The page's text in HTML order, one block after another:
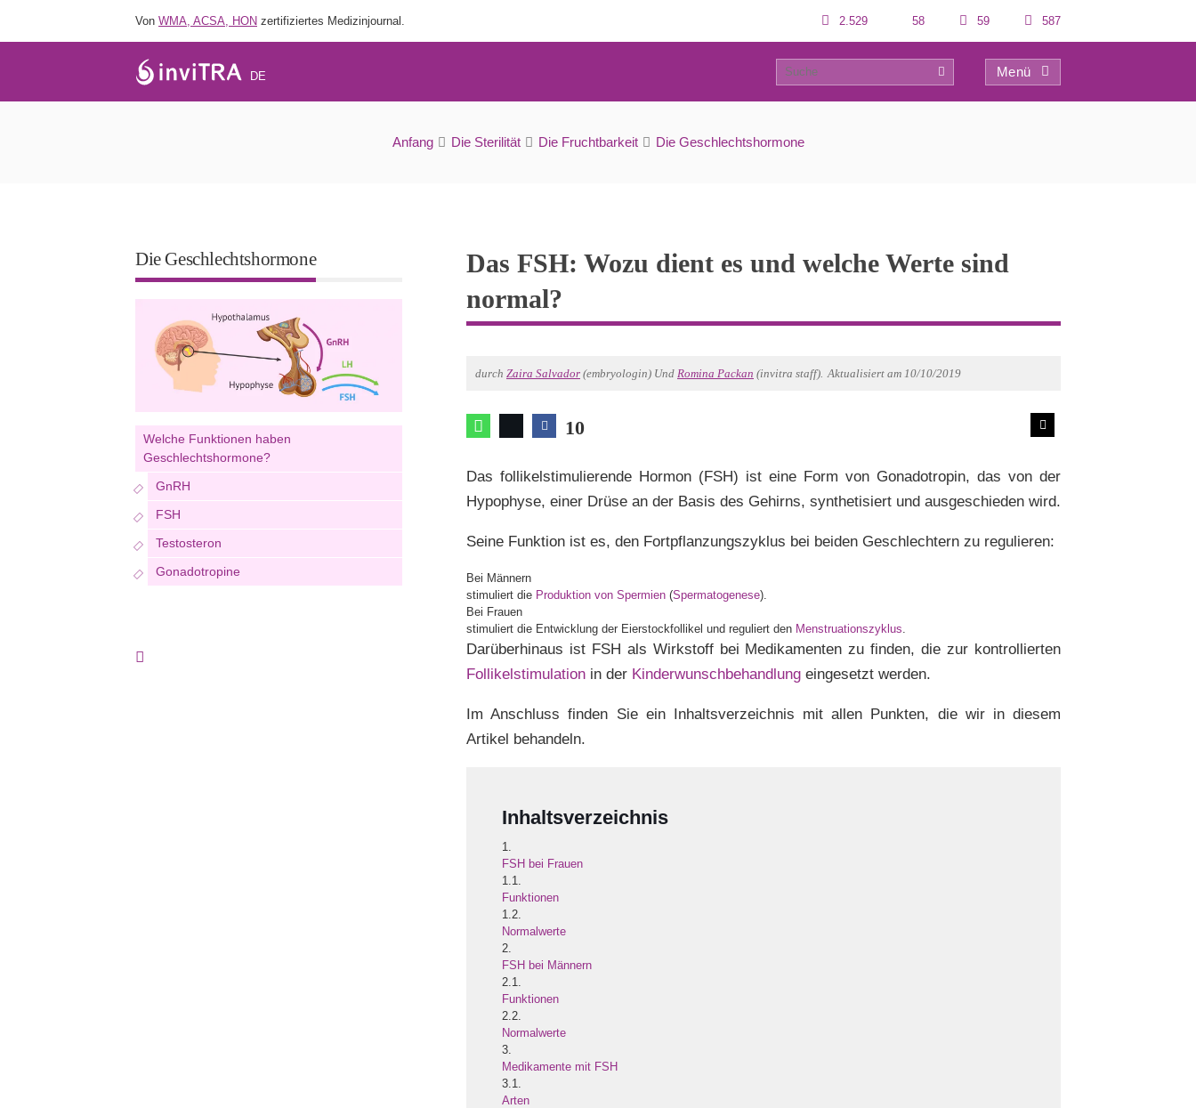
Von WMA, ACSA, HON zertifiziertes Medizinjournal. 2.529 58 59 587
DE
Menü
Das FSH: Wozu dient es und welche Werte sind normal?
10 0
Anfang Die Sterilität Die Fruchtbarkeit Die Geschlechtshormone
Das FSH: Wozu dient es und welche Werte sind
normal?
durch Zaira Salvador (embryologin) Und Romina Packan (invitra staff). Aktualisiert am 10/10/2019
10
Das follikelstimulierende Hormon (FSH) ist eine Form von Gonadotropin, das von der
Hypophyse, einer Drüse an der Basis des Gehirns, synthetisiert und ausgeschieden wird.
Seine Funktion ist es, den Fortpflanzungszyklus bei beiden Geschlechtern zu regulieren:
Bei Männern
stimuliert die Produktion von Spermien (Spermatogenese).
Bei Frauen
stimuliert die Entwicklung der Eierstockfollikel und reguliert den Menstruationszyklus.
Darüberhinaus ist FSH als Wirkstoff bei Medikamenten zu finden, die zur kontrollierten
Follikelstimulation in der Kinderwunschbehandlung eingesetzt werden.
Im Anschluss finden Sie ein Inhaltsverzeichnis mit allen Punkten, die wir in diesem
Artikel behandeln.
Inhaltsverzeichnis
1.
FSH bei Frauen
1.1.
Funktionen
1.2.
Normalwerte
2.
FSH bei Männern
2.1.
Funktionen
2.2.
Normalwerte
3.
Medikamente mit FSH
3.1.
Arten
Die Geschlechtshormone
Welche Funktionen haben
Geschlechtshormone?
GnRH
FSH
Testosteron
Gonadotropine